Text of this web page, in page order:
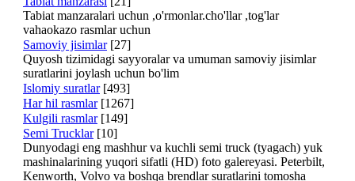
Tabiat manzaralari uchun ,o'rmonlar.cho'llar ,tog'lar
vahaokazo rasmlar uchun
Samoviy jisimlar [27]
Quyosh tizimidagi sayyoralar va umuman samoviy jisimlar
suratlarini joylash uchun bo'lim
Islomiy suratlar [493]
Har hil rasmlar [1267]
Kulgili rasmlar [149]
Semi Trucklar [10]
Dunyodagi eng mashhur va kuchli semi truck (tyagach) yuk
mashinalarining yuqori sifatli (HD) foto galereyasi. Peterbilt,
Kenworth, Volvo va boshqa brendlar suratlarini tomosha